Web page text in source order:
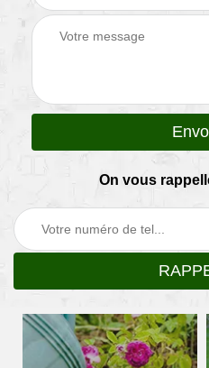
On vous